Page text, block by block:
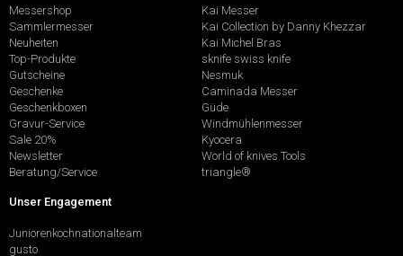
Messershop
Sammlermesser
Neuheiten
Top-Produkte
Gutscheine
Geschenke
Geschenkboxen
Gravur-Service
Sale 20%
Newsletter
Beratung/Service
Kai Messer
Kai Collection by Danny Khezzar
Kai Michel Bras
sknife swiss knife
Nesmuk
Caminada Messer
Güde
Windmühlenmesser
Kyocera
World of knives Tools
triangle®
Unser Engagement
Juniorenkochnationalteam
gusto